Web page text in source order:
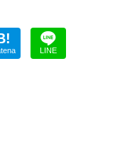
LINE